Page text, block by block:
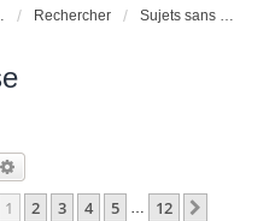
Rechercher Sujets sans réponse
1Sur
1 2 3 4 5 … 12